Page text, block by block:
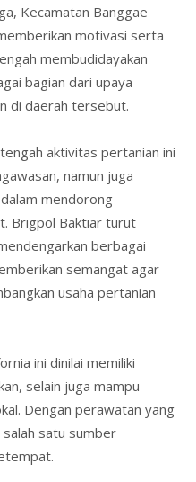
Kecamatan Banggae
motivasi serta
membudidayakan
bagian dari upaya
di daerah tersebut.
aktivitas pertanian ini
namun juga
mendorong
Brigpol Baktiar turut
berbagai
semangat agar
usaha pertanian
ini dinilai memiliki
selain juga mampu
Dengan perawatan yang
satu sumber